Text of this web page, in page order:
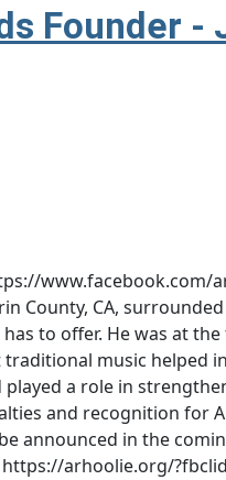
Founder -
CA,
to offer. He was at
music
a role in
and recognition for
announced in the
arhoolie.org/